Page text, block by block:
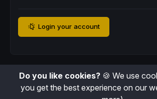
Login your account
Do you like cookies?🍪 We use
you get the best experience on our